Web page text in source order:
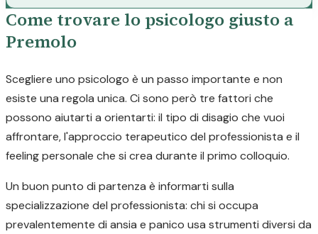
Come trovare lo psicologo giusto a
Premolo
Scegliere uno psicologo è un passo importante e non
esiste una regola unica. Ci sono però tre fattori che
possono aiutarti a orientarti: il tipo di disagio che vuoi
affrontare, l'approccio terapeutico del professionista e il
feeling personale che si crea durante il primo colloquio.
Un buon punto di partenza è informarti sulla
specializzazione del professionista: chi si occupa
prevalentemente di ansia e panico usa strumenti diversi da